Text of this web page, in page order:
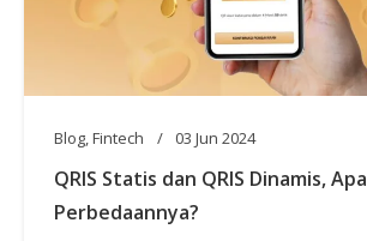
Blog,Fintech 03 Jun 2024
QRIS Statis dan QRIS Dinamis, Apa
Perbedaannya?